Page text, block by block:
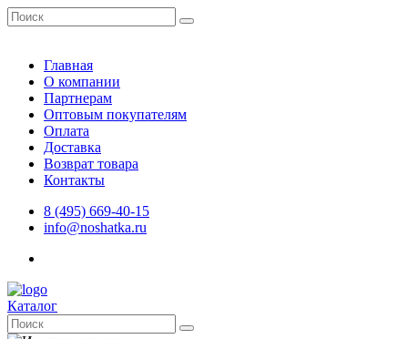
Главная
О компании
Партнерам
Оптовым покупателям
Оплата
Доставка
Возврат товара
Контакты
8 (495) 669-40-15
info@noshatka.ru
Каталог